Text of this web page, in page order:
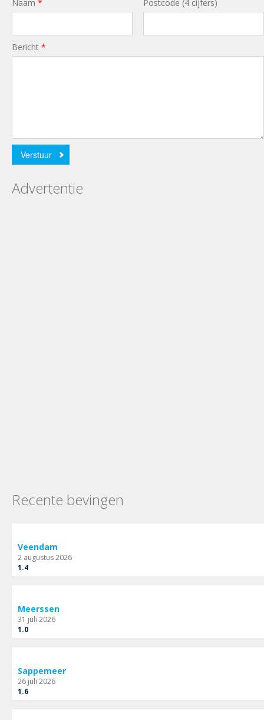
Naam * Postcode (4 cijfers)
Bericht *
Verstuur
Advertentie
Recente bevingen
Veendam
2 augustus 2026
1.4
Meerssen
31 juli 2026
1.0
Sappemeer
26 juli 2026
1.6